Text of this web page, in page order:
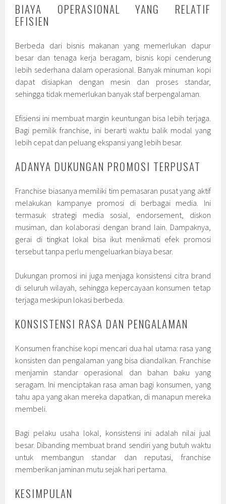
BIAYA OPERASIONAL YANG RELATIF
EFISIEN
Berbeda dari bisnis makanan yang memerlukan dapur
besar dan tenaga kerja beragam, bisnis kopi cenderung
lebih sederhana dalam operasional. Banyak minuman kopi
dapat disiapkan dengan mesin dan proses standar,
sehingga tidak memerlukan banyak staf berpengalaman.
Efisiensi ini membuat margin keuntungan bisa lebih terjaga.
Bagi pemilik franchise, ini berarti waktu balik modal yang
lebih cepat dan peluang ekspansi yang lebih besar.
ADANYA DUKUNGAN PROMOSI TERPUSAT
Franchise biasanya memiliki tim pemasaran pusat yang aktif
melakukan kampanye promosi di berbagai media. Ini
termasuk strategi media sosial, endorsement, diskon
musiman, dan kolaborasi dengan brand lain. Dampaknya,
gerai di tingkat lokal bisa ikut menikmati efek promosi
tersebut tanpa perlu mengeluarkan biaya besar.
Dukungan promosi ini juga menjaga konsistensi citra brand
di seluruh wilayah, sehingga kepercayaan konsumen tetap
terjaga meskipun lokasi berbeda.
KONSISTENSI RASA DAN PENGALAMAN
Konsumen franchise kopi mencari dua hal utama: rasa yang
konsisten dan pengalaman yang bisa diandalkan. Franchise
menjamin standar operasional dan bahan baku yang
seragam. Ini menciptakan rasa aman bagi konsumen, yang
tahu apa yang akan mereka dapatkan, di manapun mereka
membeli.
Bagi pelaku usaha lokal, konsistensi ini adalah nilai jual
besar. Dibanding membuat brand sendiri yang butuh waktu
untuk membangun standar dan reputasi, franchise
memberikan jaminan mutu sejak hari pertama.
KESIMPULAN